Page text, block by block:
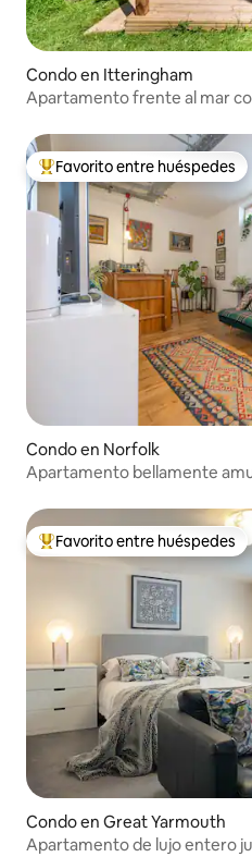
Condo en Itteringham
Apartamento frente al mar
Favorito entre huéspedes
Favorito entre huéspedes
Condo en Norfolk
Apartamento bellamente
Favorito entre huéspedes
Favorito entre huéspedes
Condo en Great Yarmouth
Apartamento de lujo entero